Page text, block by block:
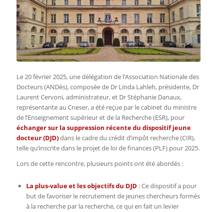
Le 20 février 2025, une délégation de l’Association Nationale des
Docteurs (ANDès), composée de Dr Linda Lahleh, présidente, Dr
Laurent Cervoni, administrateur, et Dr Stéphanie Danaux,
représentante au Cneser, a été reçue par le cabinet du ministre
de l’Enseignement supérieur et de la Recherche (ESR), pour
échanger sur la suppression récente du dispositif jeune
docteur (DJD)dans le cadre du crédit d’impôt recherche (CIR),
telle qu’inscrite dans le projet de loi de finances (PLF) pour 2025.
Lors de cette rencontre, plusieurs points ont été abordés :
La plus-value et les objectifs du DJD : Ce dispositif a pour
but de favoriser le recrutement de jeunes chercheurs formés
à la recherche par la recherche, ce qui en fait un levier